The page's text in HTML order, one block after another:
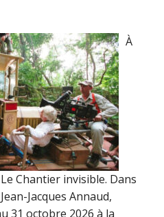
À
Chantier invisible. Dans
Jacques Annaud,
31 octobre 2026 à la